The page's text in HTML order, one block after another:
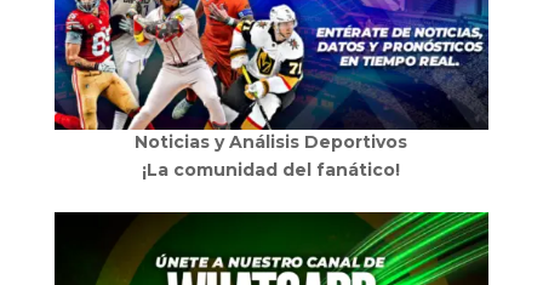
Noticias y Análisis Deportivos
¡La comunidad del fanático!